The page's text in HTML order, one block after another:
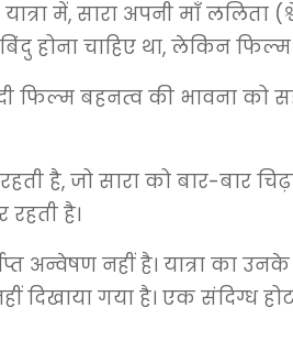
में, सारा अपनी माँ
होना चाहिए था, लेकिन
फिल्म बहनत्व की भावना
है, जो सारा को बार-बार
है।
अन्वेषण नहीं है। यात्रा का
दिखाया गया है। एक संदिग्ध